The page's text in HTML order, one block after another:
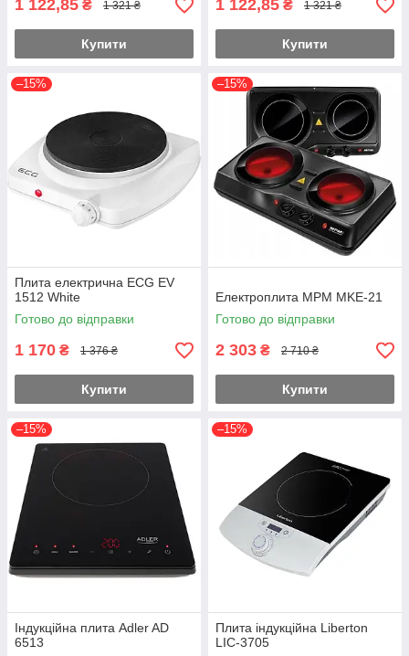
1 122,85 ₴ 1 321 ₴
Купити
1 122,85 ₴ 1 321 ₴
Купити
–15%
Плита електрична ECG EV
1512 White
Готово до відправки
1 170 ₴ 1 376 ₴
Купити
–15%
Електроплита МРМ MKE-21
Готово до відправки
2 303 ₴ 2 710 ₴
Купити
–15%
Індукційна плита Adler AD
6513
–15%
Плита індукційна Liberton
LIC-3705